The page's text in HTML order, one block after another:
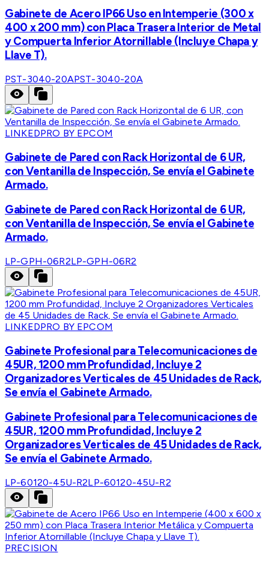
Gabinete de Acero IP66 Uso en Intemperie (300 x
400 x 200 mm) con Placa Trasera Interior de Metal
y Compuerta Inferior Atornillable (Incluye Chapa y
Llave T).
PST-3040-20APST-3040-20A
LINKEDPRO BY EPCOM
Gabinete de Pared con Rack Horizontal de 6 UR,
con Ventanilla de Inspección, Se envía el Gabinete
Armado.
Gabinete de Pared con Rack Horizontal de 6 UR,
con Ventanilla de Inspección, Se envía el Gabinete
Armado.
LP-GPH-06R2LP-GPH-06R2
LINKEDPRO BY EPCOM
Gabinete Profesional para Telecomunicaciones de
45UR, 1200 mm Profundidad, Incluye 2
Organizadores Verticales de 45 Unidades de Rack,
Se envía el Gabinete Armado.
Gabinete Profesional para Telecomunicaciones de
45UR, 1200 mm Profundidad, Incluye 2
Organizadores Verticales de 45 Unidades de Rack,
Se envía el Gabinete Armado.
LP-60120-45U-R2LP-60120-45U-R2
PRECISION